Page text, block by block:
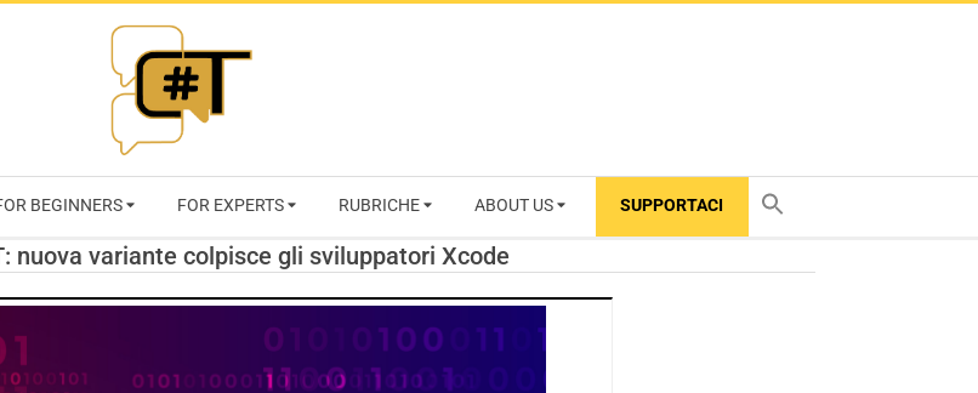
RIVISTA
CYBERSECURITY
TRENDS
BEGINNERS FOR EXPERTS RUBRICHE ABOUT US SUPPORTACI
nuova variante colpisce gli sviluppatori Xcode